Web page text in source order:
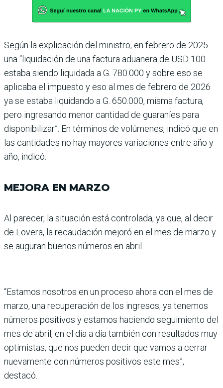
Según la explicación del ministro, en febrero de 2025
una “liquidación de una fac­tura aduanera de USD 100
estaba siendo liquidada a G. 780.000 y sobre eso se
apli­caba el impuesto y eso al mes de febrero de 2026
ya se estaba liquidando a G. 650.000, misma factura,
pero ingre­sando menor cantidad de gua­raníes para
disponibilizar”. En términos de volúmenes, indicó que en
las cantidades no hay mayores variaciones entre año y
año, indicó.
MEJORA EN MARZO
Al parecer, la situación está controlada, ya que, al decir
de Lovera, la recaudación mejoró en el mes de marzo y
se auguran buenos núme­ros en abril.
“Estamos noso­tros en un proceso ahora con el mes de
marzo, una recu­peración de los ingresos; ya tenemos
números positivos y estamos haciendo segui­miento del
mes de abril, en el día a día también con resul­tados muy
optimistas, que nos pueden decir que vamos a cerrar
nuevamente con números positivos este mes”,
destacó.